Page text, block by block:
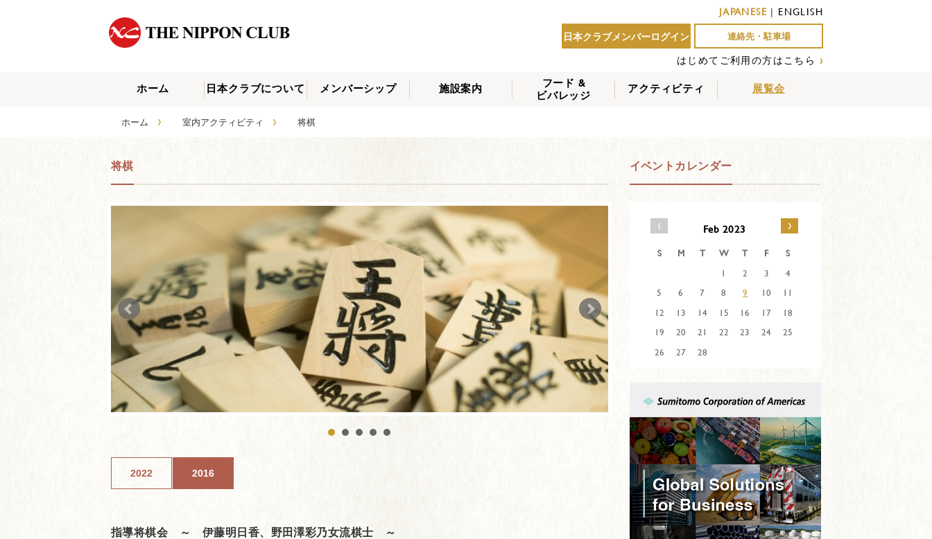
JAPANESE| ENGLISH
日本クラブメンバーログイン
連絡先・駐車場
はじめてご利用の方はこちら ›
ホーム
日本クラブについて メンバーシップ
メンバーシップの種
THE NIPPON CLUB
施設案内
フード &
ビバレッジ
アクティビティ 展覧会
ホーム › 室内アクティビティ › 将棋
将棋
2022 2016
指導将棋会 ～ 伊藤明日香、野田澤彩乃女流棋士 ～
イベントカレンダー
‹ Feb 2023 ›
S M T W T F
S
1
2 3
4
5
6 7 8 9 10
11
12
13 14 15 16 17
18
19
20 21 22 23 24
25
26
27 28